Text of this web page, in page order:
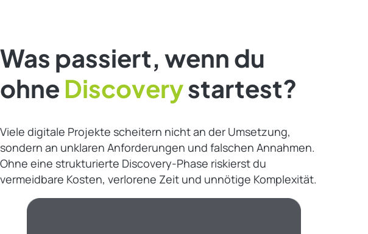
Was passiert, wenn du
ohneDiscoverystartest?
Viele digitale Projekte scheitern nicht an der Umsetzung,
sondern an unklaren Anforderungen und falschen Annahmen.
Ohne eine strukturierte Discovery-Phase riskierst du
vermeidbare Kosten, verlorene Zeit und unnötige Komplexität.